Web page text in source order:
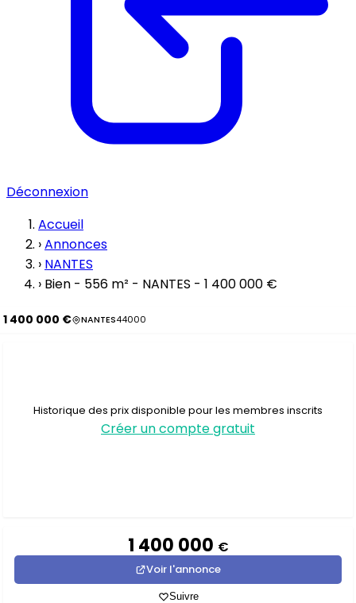
Déconnexion
Accueil
›Annonces
› NANTES
› Bien - 556 m² - NANTES - 1 400 000 €
1 400 000 € NANTES44000
Historique des prix disponible pour les membres inscrits
Créer un compte gratuit
1 400 000 €
Voir l'annonce
Suivre